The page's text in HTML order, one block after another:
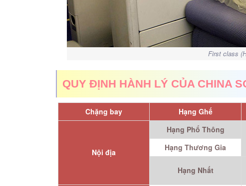
First class
QUY ĐỊNH HÀNH LÝ CỦA CHINA
Chặng bay Hạng Ghế
Nội địa
Hạng Phổ Thông
Hạng Thương Gia
Hạng Nhất